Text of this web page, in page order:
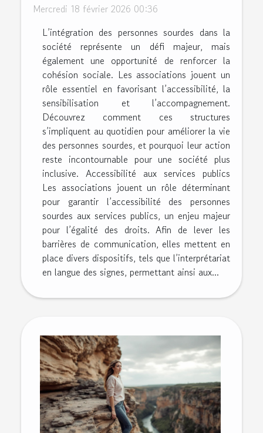
Mercredi 18 février 2026 00:36
L’intégration des personnes sourdes dans la
société représente un défi majeur, mais
également une opportunité de renforcer la
cohésion sociale. Les associations jouent un
rôle essentiel en favorisant l’accessibilité, la
sensibilisation et l’accompagnement.
Découvrez comment ces structures
s’impliquent au quotidien pour améliorer la vie
des personnes sourdes, et pourquoi leur action
reste incontournable pour une société plus
inclusive. Accessibilité aux services publics
Les associations jouent un rôle déterminant
pour garantir l’accessibilité des personnes
sourdes aux services publics, un enjeu majeur
pour l’égalité des droits. Afin de lever les
barrières de communication, elles mettent en
place divers dispositifs, tels que l’interprétariat
en langue des signes, permettant ainsi aux...